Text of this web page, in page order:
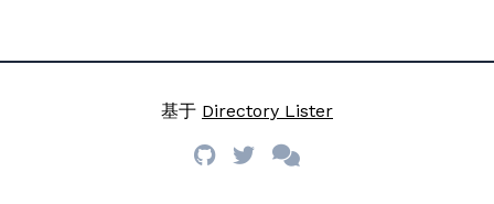
基于 Directory Lister